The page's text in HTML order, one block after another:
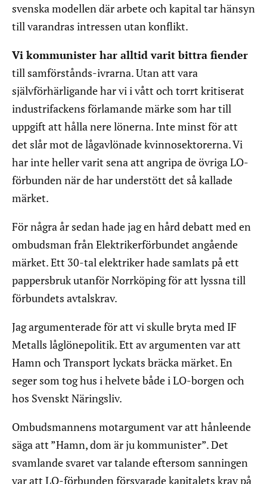
svenska modellen där arbete och kapital tar hänsyn
till varandras intressen utan konflikt.
Vi kommunister har alltid varit bittra fiender
till samförstånds-ivrarna. Utan att vara
självförhärligande har vi i vått och torrt kritiserat
industrifackens förlamande märke som har till
uppgift att hålla nere lönerna. Inte minst för att
det slår mot de lågavlönade kvinnosektorerna. Vi
har inte heller varit sena att angripa de övriga LO-
förbunden när de har understött det så kallade
märket.
För några år sedan hade jag en hård debatt med en
ombudsman från Elektrikerförbundet angående
märket. Ett 30-tal elektriker hade samlats på ett
pappersbruk utanför Norrköping för att lyssna till
förbundets avtalskrav.
Jag argumenterade för att vi skulle bryta med IF
Metalls låglönepolitik. Ett av argumenten var att
Hamn och Transport lyckats bräcka märket. En
seger som tog hus i helvete både i LO-borgen och
hos Svenskt Näringsliv.
Ombudsmannens motargument var att hånleende
säga att ”Hamn, dom är ju kommunister”. Det
svamlande svaret var talande eftersom sanningen
var att LO-förbunden försvarade kapitalets krav på